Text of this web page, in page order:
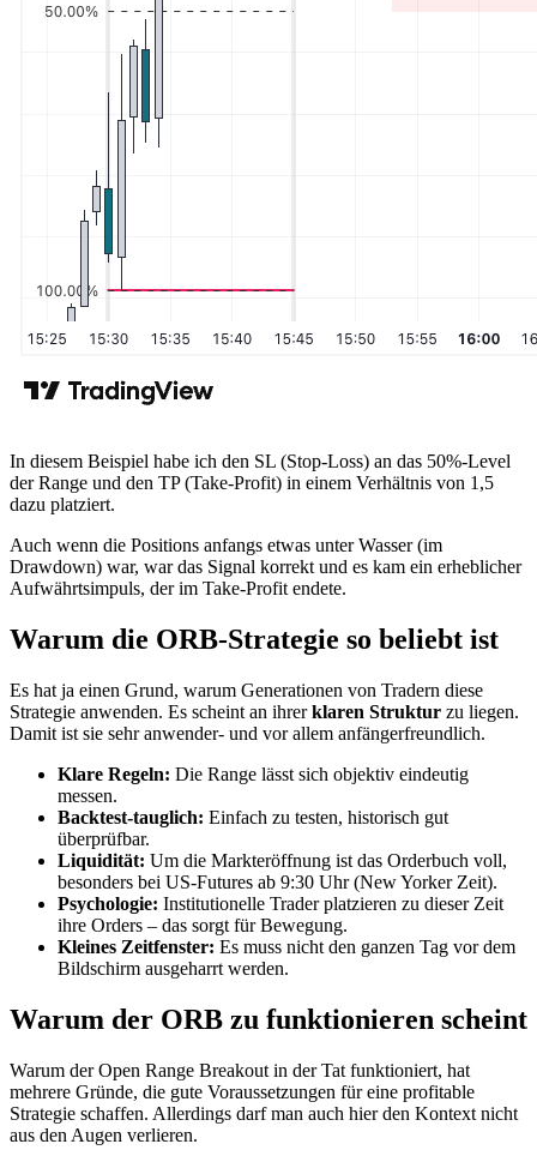
In diesem Beispiel habe ich den SL (Stop-Loss) an das 50%-Level
der Range und den TP (Take-Profit) in einem Verhältnis von 1,5
dazu platziert.
Auch wenn die Positions anfangs etwas unter Wasser (im
Drawdown) war, war das Signal korrekt und es kam ein erheblicher
Aufwährtsimpuls, der im Take-Profit endete.
Warum die ORB-Strategie so beliebt ist
Es hat ja einen Grund, warum Generationen von Tradern diese
Strategie anwenden. Es scheint an ihrerklaren Struktur zu liegen.
Damit ist sie sehr anwender- und vor allem anfängerfreundlich.
Klare Regeln: Die Range lässt sich objektiv eindeutig
messen.
Backtest-tauglich: Einfach zu testen, historisch gut
überprüfbar.
Liquidität: Um die Markteröffnung ist das Orderbuch voll,
besonders bei US-Futures ab 9:30 Uhr (New Yorker Zeit).
Psychologie: Institutionelle Trader platzieren zu dieser Zeit
ihre Orders – das sorgt für Bewegung.
Kleines Zeitfenster: Es muss nicht den ganzen Tag vor dem
Bildschirm ausgeharrt werden.
Warum der ORB zu funktionieren scheint
Warum der Open Range Breakout in der Tat funktioniert, hat
mehrere Gründe, die gute Voraussetzungen für eine profitable
Strategie schaffen. Allerdings darf man auch hier den Kontext nicht
aus den Augen verlieren.